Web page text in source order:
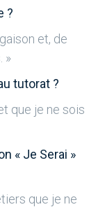
?
et, de
»
tutorat ?
que je ne sois
« Je Serai »
que je ne